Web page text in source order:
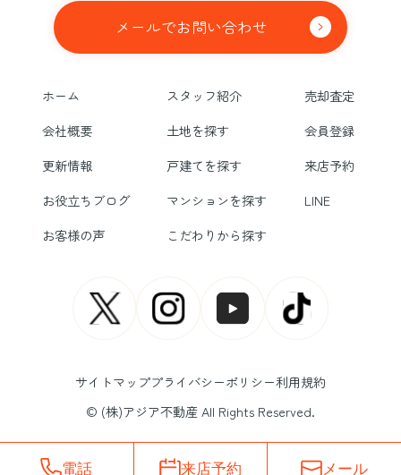
メールでお問い合わせ
ホーム スタッフ紹介
売却査定
会社概要
土地を探す
会員登録
更新情報
戸建てを探す
来店予約
お役立ちブログ
マンションを探す
LINE
お客様の声
こだわりから探す
サイトマッププライバシーポリシー利用規約
© (株)アジア不動産 All Rights Reserved.
電話 来店予約 メール